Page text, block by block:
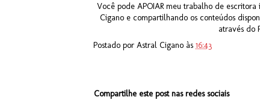
Você pode APOIAR meu trabalho de
Cigano e compartilhando os conteúdos
através do
Postado por Astral Cigano às 16:43
Compartilhe este post nas redes sociais